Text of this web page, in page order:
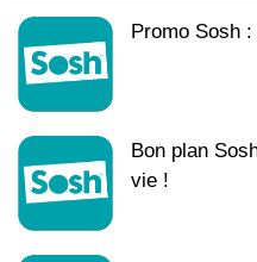
Promo Sosh
Bon plan
vie !